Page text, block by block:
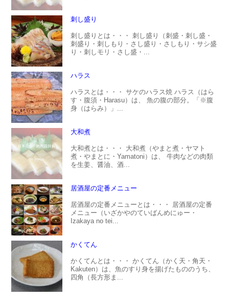
刺し盛り
刺し盛りとは・・・ 刺し盛り（刺盛・刺し盛・
刺盛り・刺しもり・さし盛り・さしもり・サシ盛
り・刺しモリ・さし盛・...
ハラス
ハラスとは・・・ サケのハラス焼 ハラス（はら
す・腹須・Harasu）は、 魚の腹の部分。「※腹
身（はらみ）」...
大和煮
大和煮とは・・・ 大和煮（やまと煮・ヤマト
煮・やまとに・Yamatoni）は、 牛肉などの肉類
を生姜、醤油、酒...
居酒屋の定番メニュー
居酒屋の定番メニューとは・・・ 居酒屋の定番
メニュー（いざかやのていばんめにゅー・
Izakaya no tei...
かくてん
かくてんとは・・・ かくてん（かく天・角天・
Kakuten）は、魚のすり身を揚げたもののうち、
四角（長方形ま...